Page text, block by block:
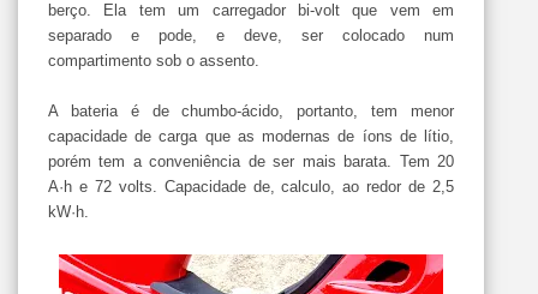
berço. Ela tem um carregador bi-volt que vem em
separado e pode, e deve, ser colocado num
compartimento sob o assento.
A bateria é de chumbo-ácido, portanto, tem menor
capacidade de carga que as modernas de íons de lítio,
porém tem a conveniência de ser mais barata. Tem 20
A·h e 72 volts. Capacidade de, calculo, ao redor de 2,5
kW·h.